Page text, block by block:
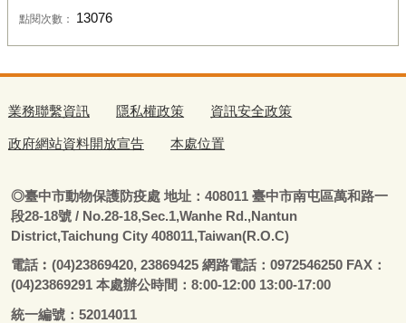
點閱次數： 13076
業務聯繫資訊 隱私權政策 資訊安全政策
政府網站資料開放宣告 本處位置
◎臺中市動物保護防疫處地址：408011 臺中市南屯區萬和路一
段28-18號 / No.28-18,Sec.1,Wanhe Rd.,Nantun
District,Taichung City 408011,Taiwan(R.O.C)
電話︰ (04)23869420, 23869425 網路電話：0972546250 FAX：
(04)23869291 本處辦公時間：8:00-12:00 13:00-17:00
統一編號：52014011